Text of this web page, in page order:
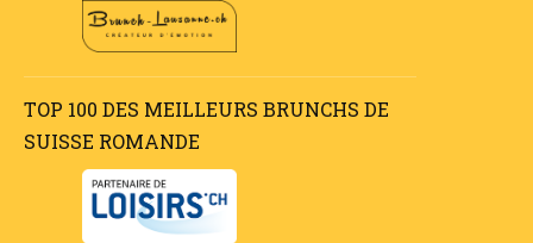
TOP 100 DES MEILLEURS BRUNCHS DE
SUISSE ROMANDE